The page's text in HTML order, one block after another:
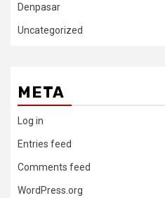
Denpasar
Uncategorized
META
Log in
Entries feed
Comments feed
WordPress.org